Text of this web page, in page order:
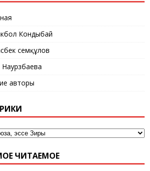
Кондыбай
Әсемқұлов
Наурзбаева
авторы
ЧИТАЕМОЕ